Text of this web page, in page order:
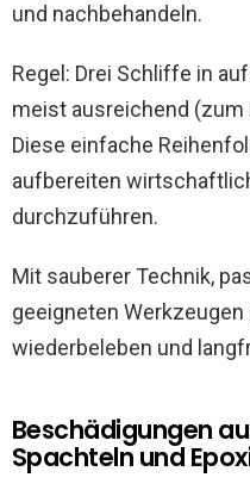
und nachbehandeln.
Regel: Drei Schliffe in
meist ausreichend
Diese einfache
aufbereiten
durchzuführen.
Mit sauberer Technik,
geeigneten
wiederbeleben und
Beschädigungen
Spachteln und